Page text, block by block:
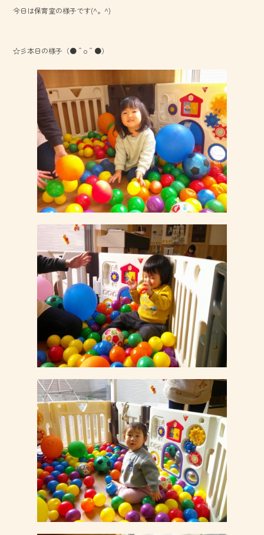
今日は保育室の様子です(^。^)
☆彡本日の様子（●＾o＾●）